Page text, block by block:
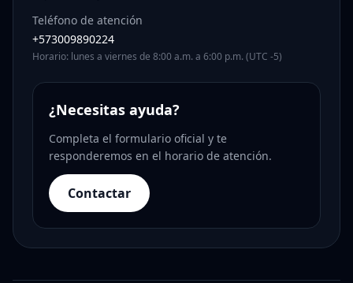
Teléfono de atención
+573009890224
Horario: lunes a viernes de 8:00 a.m. a 6:00 p.m. (UTC -5)
¿Necesitas ayuda?
Completa el formulario oficial y te
responderemos en el horario de atención.
Contactar